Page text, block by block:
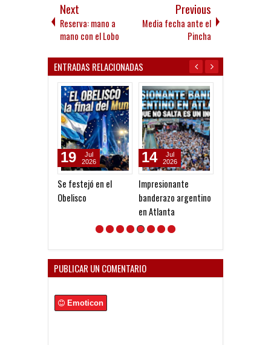
Next
Reserva: mano a
mano con el Lobo
Previous
Media fecha ante el
Pincha
ENTRADAS RELACIONADAS
Se festejó en el
Obelisco
19
Jul
2026
Impresionante
banderazo argentino
en Atlanta
14
Jul
2026
PUBLICAR UN COMENTARIO
Emoticon